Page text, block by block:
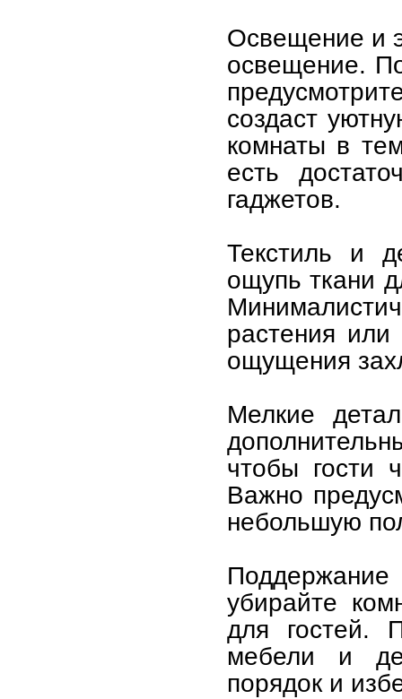
Освещение и
освещение.
создаст
комнаты в
есть
гаджетов.
Текстиль и
ощупь ткани
растения
ощущения
Мелкие
чтобы гости
Важно
небольшую
убирайте
для гостей.
мебели и
порядок и